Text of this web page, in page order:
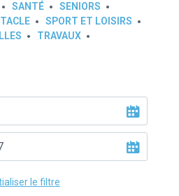
SANTÉ
SENIORS
SPORT ET LOISIRS
TRAVAUX
le filtre